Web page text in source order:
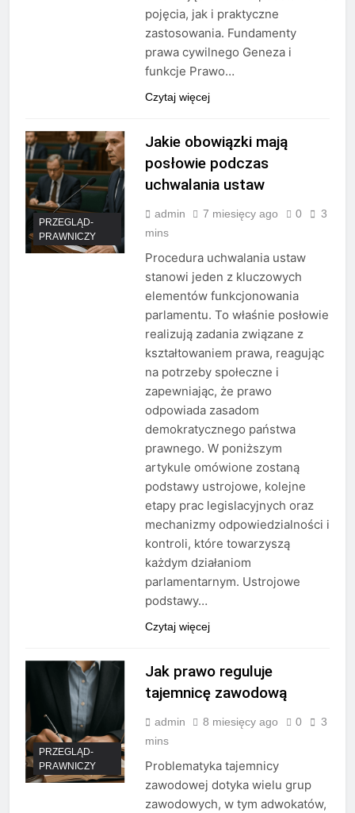
pojęcia, jak i praktyczne
zastosowania. Fundamenty
prawa cywilnego Geneza i
funkcje Prawo…
Czytaj więcej
PRZEGLĄD-
PRAWNICZY
Jakie obowiązki mają
posłowie podczas
uchwalania ustaw
admin 7 miesięcy ago 0
3
mins
Procedura uchwalania ustaw
stanowi jeden z kluczowych
elementów funkcjonowania
parlamentu. To właśnie posłowie
realizują zadania związane z
kształtowaniem prawa, reagując
na potrzeby społeczne i
zapewniając, że prawo
odpowiada zasadom
demokratycznego państwa
prawnego. W poniższym
artykule omówione zostaną
podstawy ustrojowe, kolejne
etapy prac legislacyjnych oraz
mechanizmy odpowiedzialności i
kontroli, które towarzyszą
każdym działaniom
parlamentarnym. Ustrojowe
podstawy…
Czytaj więcej
PRZEGLĄD-
PRAWNICZY
Jak prawo reguluje
tajemnicę zawodową
admin 8 miesięcy ago 0
3
mins
Problematyka tajemnicy
zawodowej dotyka wielu grup
zawodowych, w tym adwokatów,